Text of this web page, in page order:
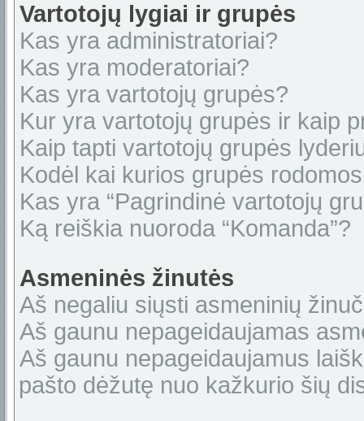
Vartotojų lygiai ir grupės
Kas yra administratoriai?
Kas yra moderatoriai?
Kas yra vartotojų grupės?
Kur yra vartotojų grupės ir kaip
Kaip tapti vartotojų grupės
Kodėl kai kurios grupės
Kas yra “Pagrindinė vartotojų
Ką reiškia nuoroda “Komanda”?
Asmeninės žinutės
Aš negaliu siųsti asmeninių
Aš gaunu nepageidaujamas
Aš gaunu nepageidaujamus
pašto dėžutę nuo kažkurio šių